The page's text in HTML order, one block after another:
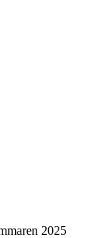
2025